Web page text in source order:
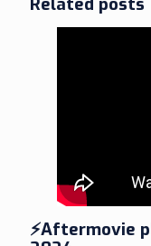
⚡️Aftermovie